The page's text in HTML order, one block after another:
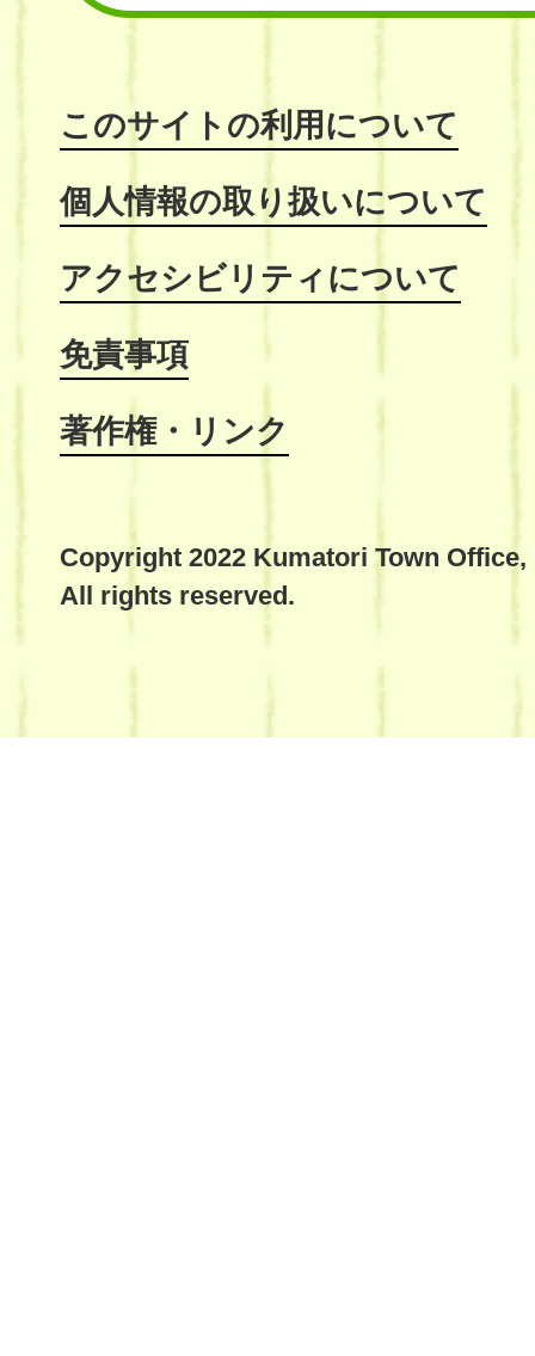
このサイトの利用について
個人情報の取り扱いについて
アクセシビリティについて
免責事項
著作権・リンク
Copyright 2022 Kumatori Town Office,
All rights reserved.